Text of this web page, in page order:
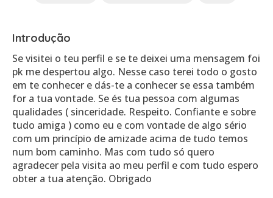
Introdução
Se visitei o teu perfil e se te deixei uma mensagem foi
pk me despertou algo. Nesse caso terei todo o gosto
em te conhecer e dás-te a conhecer se essa também
for a tua vontade. Se és tua pessoa com algumas
qualidades ( sinceridade. Respeito. Confiante e sobre
tudo amiga ) como eu e com vontade de algo sério
com um princípio de amizade acima de tudo temos
num bom caminho. Mas com tudo só quero
agradecer pela visita ao meu perfil e com tudo espero
obter a tua atenção. Obrigado